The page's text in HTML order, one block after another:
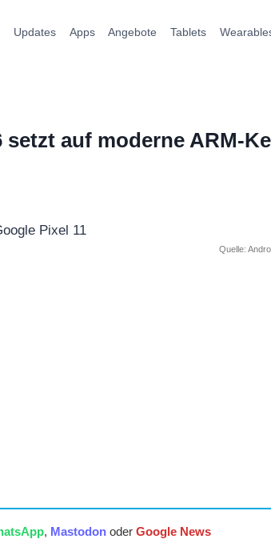
Updates Apps Angebote Tablets
setzt auf moderne ARM-
Quelle:
, Mastodonoder Google News